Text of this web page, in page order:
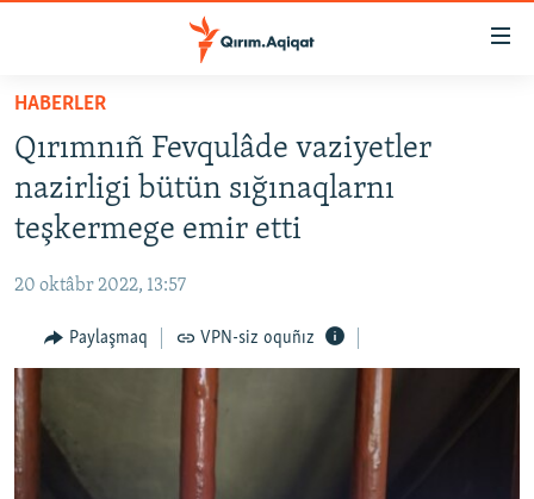
Esas
qaytmaq
Baş
navigatsiyağa
qaytmaq
Qıdıruvğa
SİYASET
İQTİSADİYAT
MEDENİYET
İNSAN AQLARI
VİDEO
SÜRET
BLOGLAR
HABERLER
Qırımnıñ Fevqulâde vaziyetler
nazirligi bütün sığınaqlarnı
teşkermege emir etti
20 oktâbr 2022, 13:57
Paylaşmaq VPN-siz oquñız